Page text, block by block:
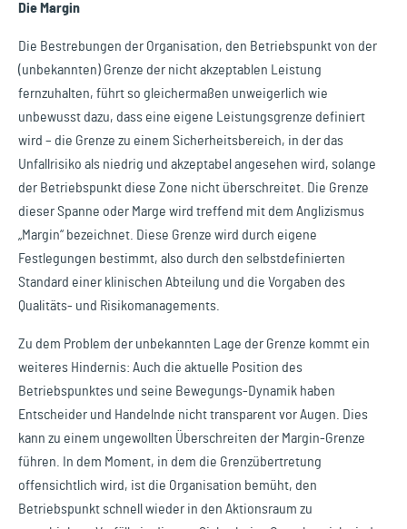
Die Margin
Die Bestrebungen der Organisation, den Betriebspunkt von der
(unbekannten) Grenze der nicht akzeptablen Leistung
fernzuhalten, führt so gleichermaßen unweigerlich wie
unbewusst dazu, dass eine eigene Leistungsgrenze definiert
wird – die Grenze zu einem Sicherheitsbereich, in der das
Unfallrisiko als niedrig und akzeptabel angesehen wird, solange
der Betriebspunkt diese Zone nicht überschreitet. Die Grenze
dieser Spanne oder Marge wird treffend mit dem Anglizismus
„Margin“ bezeichnet. Diese Grenze wird durch eigene
Festlegungen bestimmt, also durch den selbstdefinierten
Standard einer klinischen Abteilung und die Vorgaben des
Qualitäts- und Risikomanagements.
Zu dem Problem der unbekannten Lage der Grenze kommt ein
weiteres Hindernis: Auch die aktuelle Position des
Betriebspunktes und seine Bewegungs-Dynamik haben
Entscheider und Handelnde nicht transparent vor Augen. Dies
kann zu einem ungewollten Überschreiten der Margin-Grenze
führen. In dem Moment, in dem die Grenzübertretung
offensichtlich wird, ist die Organisation bemüht, den
Betriebspunkt schnell wieder in den Aktionsraum zu